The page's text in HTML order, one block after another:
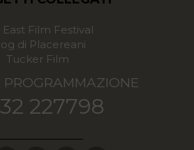
East Film Festival
di Placereani
Tucker Film
PROGRAMMAZIONE
227798